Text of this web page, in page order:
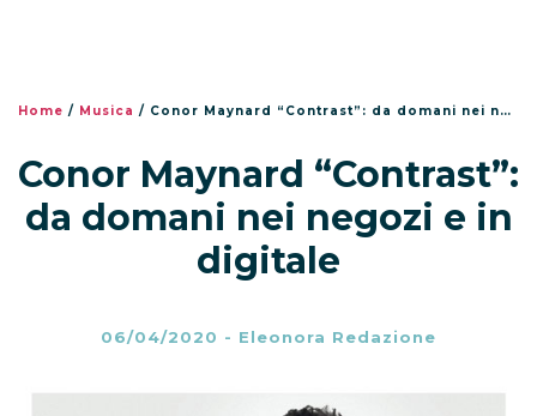
Home / Musica / Conor Maynard “Contrast”: da domani nei negozi e in digitale
Conor Maynard “Contrast”:
da domani nei negozi e in
digitale
06/04/2020 - Eleonora Redazione